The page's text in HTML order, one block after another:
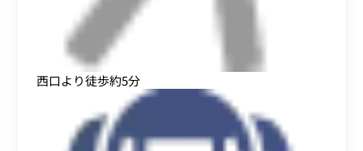
西口より徒歩約5分